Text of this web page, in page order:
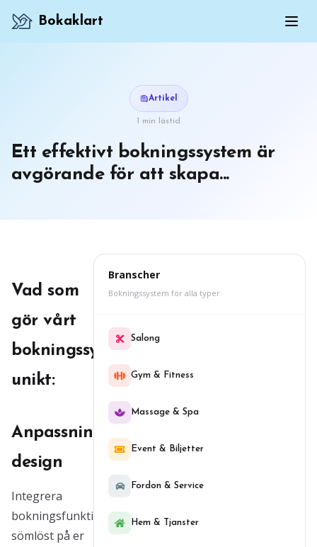
Bokaklart
Artikel
1 min lästid
Ett effektivt bokningssystem är
avgörande för att skapa...
Vad som
gör vårt
bokningssystem
unikt:
Anpassningsbar
design
Integrera
bokningsfunktionen
sömlöst på er
Branscher
Bokningssystem för alla typer
Salong
Gym & Fitness
Massage & Spa
Event & Biljetter
Fordon & Service
Hem & Tjanster